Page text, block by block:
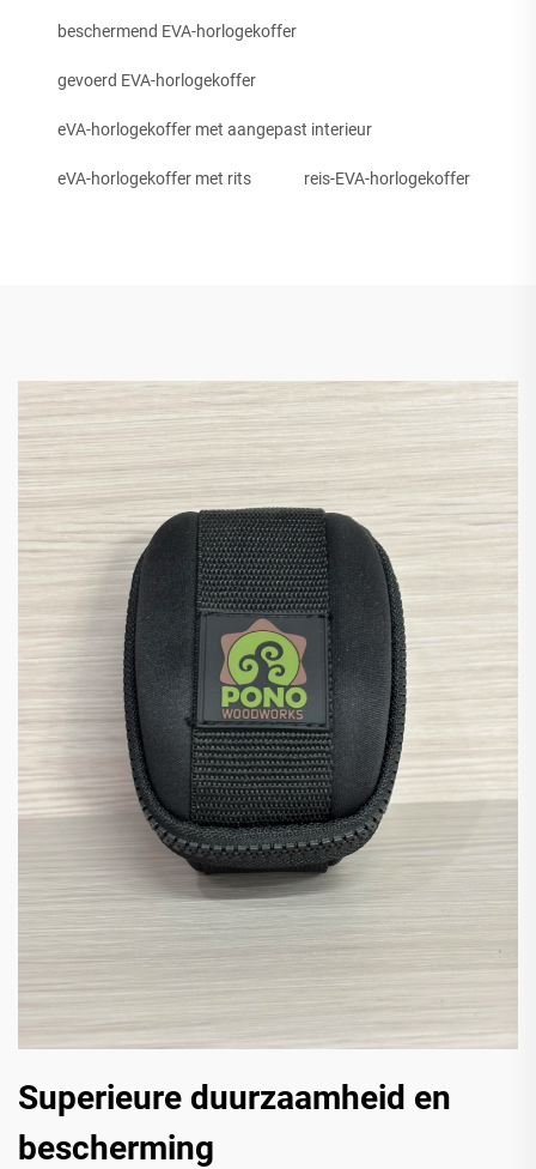
beschermend EVA-horlogekoffer
gevoerd EVA-horlogekoffer
eVA-horlogekoffer met aangepast interieur
eVA-horlogekoffer met rits reis-EVA-horlogekoffer
Superieure duurzaamheid en
bescherming